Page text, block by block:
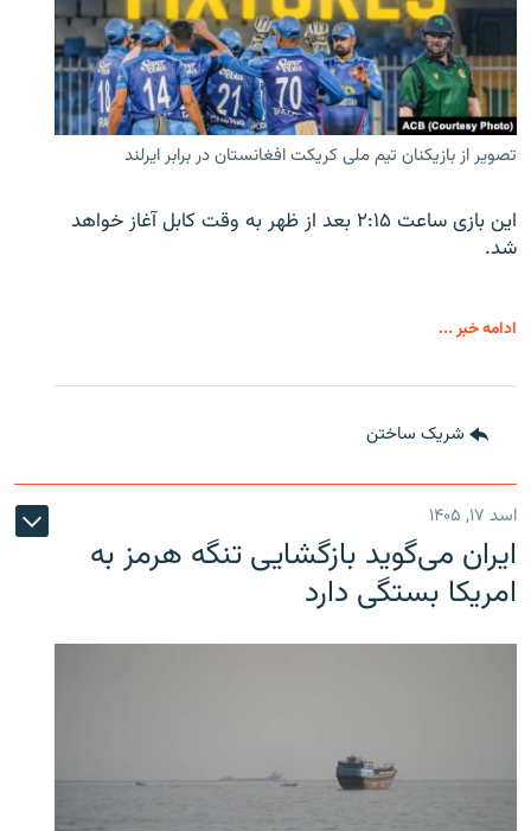
تصویر از بازیکنان تیم ملی کریکت افغانستان در برابر ایرلند
این بازی ساعت ۲:۱۵ بعد از ظهر به وقت کابل آغاز خواهد
شد.
ادامه خبر ...
شریک ساختن
اسد ۱۷, ۱۴۰۵
ایران می‌گوید بازگشایی تنگه هرمز به
امریکا بستگی دارد